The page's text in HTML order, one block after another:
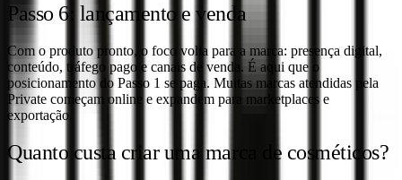
Passo 6: lançamento e venda
Com o produto pronto, o foco volta para a marca: presença digital,
conteúdo, tráfego pago e canais de venda. É aqui que o
posicionamento do Passo 1 se paga. Muitas marcas atendidas pela
Private começam online e expandem para marketplaces e
exportação.
Quanto custa criar uma marca de cosméticos?